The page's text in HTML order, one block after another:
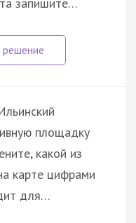
площадку
какой из
карте цифрами
для…